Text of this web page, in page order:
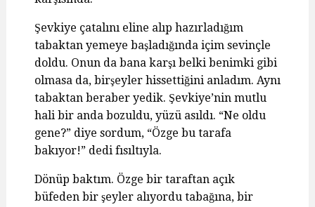
Şevkiye çatalını eline alıp hazırladığım
tabaktan yemeye başladığında içim sevinçle
doldu. Onun da bana karşı belki benimki gibi
olmasa da, birşeyler hissettiğini anladım. Aynı
tabaktan beraber yedik. Şevkiye’nin mutlu
hali bir anda bozuldu, yüzü asıldı. “Ne oldu
gene?” diye sordum, “Özge bu tarafa
bakıyor!” dedi fısıltıyla.
Dönüp baktım. Özge bir taraftan açık
büfeden bir şeyler alıyordu tabağına, bir